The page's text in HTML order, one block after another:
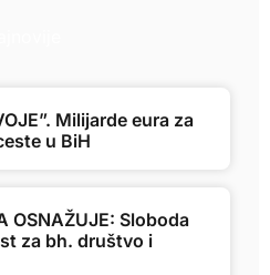
Milijarde eura za
u BiH
OSNAŽUJE: Sloboda
za bh. društvo i